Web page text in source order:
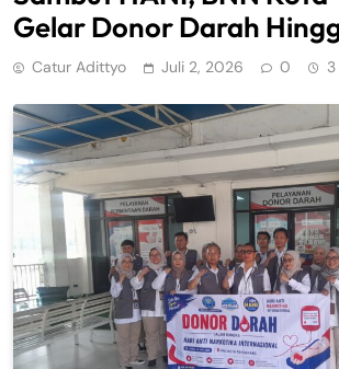
Gelar Donor Darah
Catur Adittyo Juli 2, 2026 0